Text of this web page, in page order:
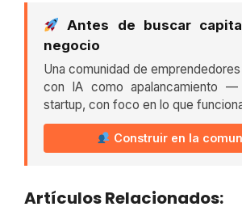
Antes de buscar
negocio
Una comunidad de
con IA como apalancamiento
startup, con foco en lo que
Construir en la
Artículos Relacionados: